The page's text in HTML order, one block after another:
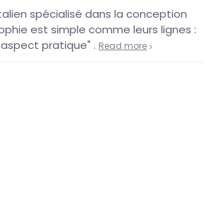
spécialisé dans la conception
est simple comme leurs lignes :
pratique" . Read more